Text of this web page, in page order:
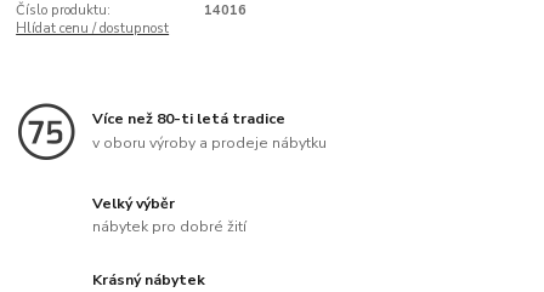
Číslo produktu:
14016
Hlídat cenu / dostupnost
Více než 80-ti letá tradice
v oboru výroby a prodeje nábytku
Velký výběr
nábytek pro dobré žití
Krásný nábytek